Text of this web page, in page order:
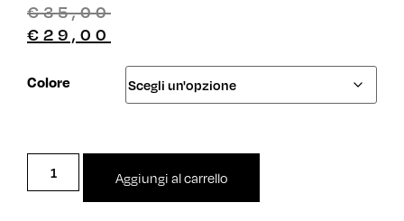
€35,00
€ 29,00
Colore
Aggiungi al carrello